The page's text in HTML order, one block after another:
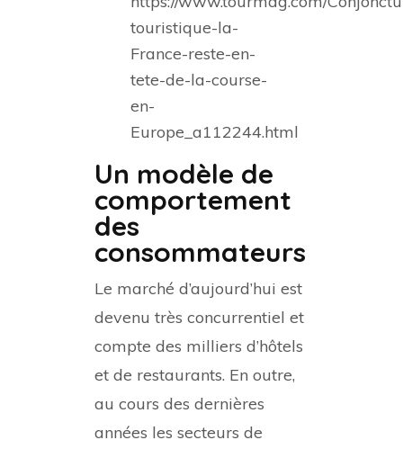
touristique-la-
France-reste-en-
tete-de-la-course-
en-
Europe_a112244.html
Un modèle de
comportement
des
consommateurs
Le marché d’aujourd’hui est
devenu très concurrentiel et
compte des milliers d’hôtels
et de restaurants. En outre,
au cours des dernières
années les secteurs de